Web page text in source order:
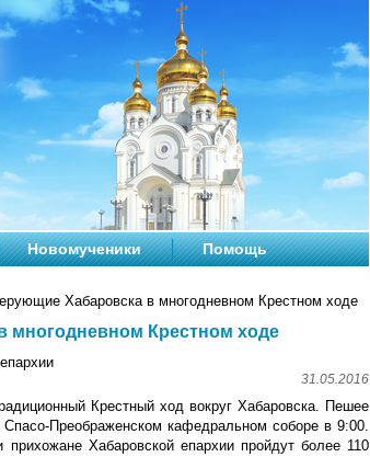
Новомученики Помощь
Хабаровска в многодневном Крестном ходе
многодневном Крестном ходе
31.05.2016
Крестный ход вокруг Хабаровска. Пешее
Преображенском кафедральном соборе в 9:00.
Хабаровской епархии пройдут более 110